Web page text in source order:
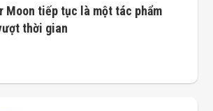
Moon tiếp tục là một tác phẩm
thời gian